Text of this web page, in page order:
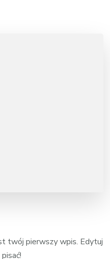
twój pierwszy wpis. Edytuj